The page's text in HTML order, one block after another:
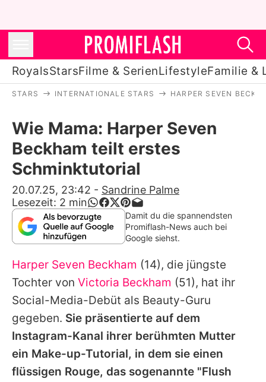
RoyalsStarsFilme & SerienLifestyleFamilie &
Stars
Filme & Serien
Lifestyle
Familie & Liebe
Promiflash Exklusiv
Alle Themen auf Promiflash
Jobs
App runterladen
Team
Redaktionelle Richtlinien
STARS INTERNATIONALE STARS HARPER SEVEN
Wie Mama: Harper Seven
Beckham teilt erstes
Schminktutorial
20.07.25, 23:42 - Sandrine Palme
Lesezeit: 2 min
Damit du die spannendsten
Promiflash-News auch bei
Google siehst.
Harper Seven Beckham (14), die jüngste
Tochter von Victoria Beckham (51), hat ihr
Social-Media-Debüt als Beauty-Guru
gegeben. Sie präsentierte auf dem
Instagram-Kanal ihrer berühmten Mutter
ein Make-up-Tutorial, in dem sie einen
flüssigen Rouge, das sogenannte "Flush